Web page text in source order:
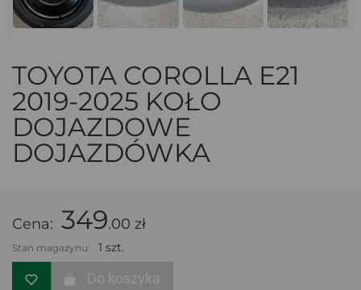
TOYOTA COROLLA E21
2019-2025 KOŁO
DOJAZDOWE
DOJAZDÓWKA
Cena: 349.00 zł
Stan magazynu: 1 szt.
Do koszyka